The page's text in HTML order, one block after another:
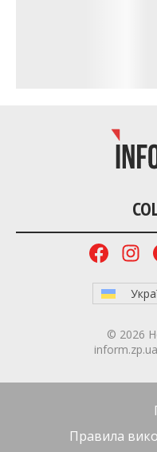
© 2026
Правила